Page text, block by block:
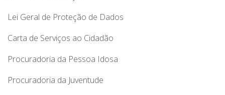
Lei Geral de Proteção de Dados
Carta de Serviços ao Cidadão
Procuradoria da Pessoa Idosa
Procuradoria da Juventude